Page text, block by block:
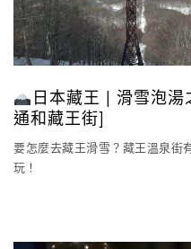
日本藏王 | 滑雪泡
通和藏王街]
要怎麼去藏王滑雪？藏王溫泉街
玩！